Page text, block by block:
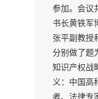
参加。会议
书长黄铁军
张平副教授
分别做了题
知识产权战
义：中国高
者、法律专